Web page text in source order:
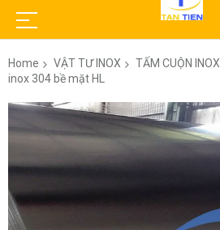
Home VẬT TƯ INOX TẤM CUỘN INOX
inox 304 bề mặt HL
Skip
the
of
the
images
gallery